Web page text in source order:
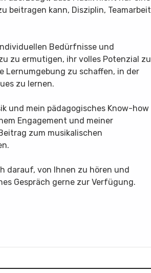
beitragen kann, Disziplin, Teamarbeit
Bedürfnisse und
zu ermutigen, ihr volles Potenzial zu
Lernumgebung zu schaffen, in der
zu lernen.
und mein pädagogisches Know-how
Engagement und meiner
zum musikalischen
darauf, von Ihnen zu hören und
Gespräch gerne zur Verfügung.